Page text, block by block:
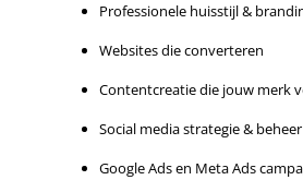
Professionele huisstijl &
Websites die converteren
Contentcreatie die jouw merk
Social media strategie & beheer
Google Ads en Meta Ads